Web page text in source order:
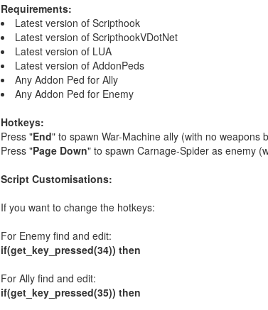
Requirements:
Latest version of Scripthook
Latest version of ScripthookVDotNet
Latest version of LUA
Latest version of AddonPeds
Any Addon Ped for Ally
Any Addon Ped for Enemy
Hotkeys:
Press "End" to spawn War-Machine ally (with no weapons
Press "Page Down" to spawn Carnage-Spider as enemy
Script Customisations:
If you want to change the hotkeys:
For Enemy find and edit:
if(get_key_pressed(34)) then
For Ally find and edit:
if(get_key_pressed(35)) then